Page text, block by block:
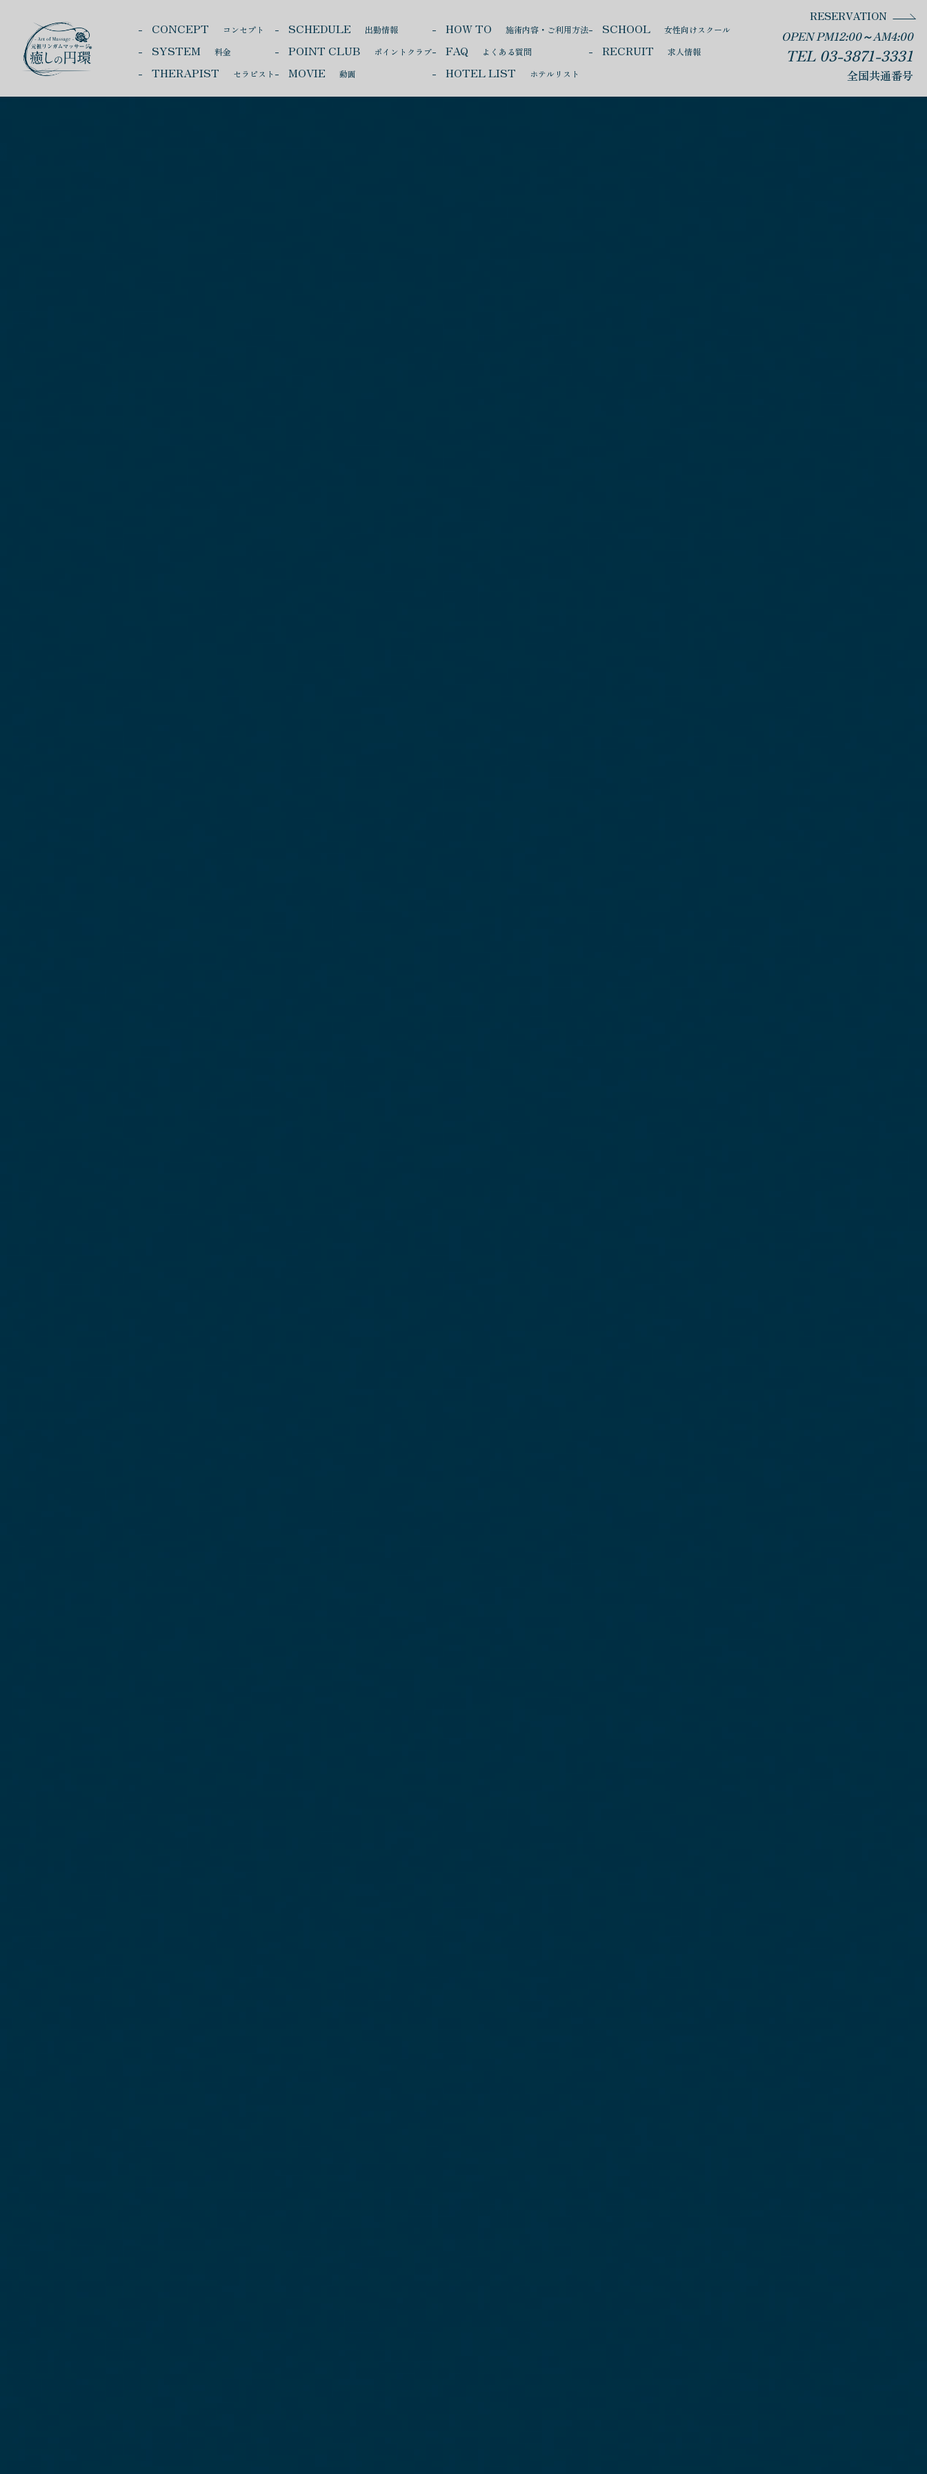
CONCEPT コンセプト
SYSTEM 料金
THERAPIST セラピスト
SCHEDULE 出勤情報
POINT CLUB ポイントクラブ
MOVIE 動画
HOW TO 施術内容・ご利用方法
FAQ よくある質問
HOTEL LIST ホテルリスト
SCHOOL 女性向けスクール
RECRUIT 求人情報
OPEN PM12:00～AM4:00
TEL 03-3871-3331
全国共通番号
RESERVATION